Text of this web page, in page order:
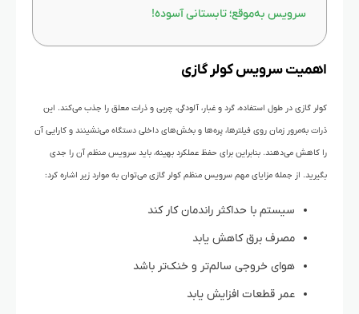
سرویس به‌موقع؛ تابستانی آسوده!
اهمیت سرویس کولر گازی
کولر گازی در طول استفاده، گرد و غبار، آلودگی، چربی و ذرات معلق را جذب می‌کند. این
ذرات به‌مرور زمان روی فیلترها، پره‌ها و بخش‌های داخلی دستگاه می‌نشینند و کارایی آن
را کاهش می‌دهند. بنابراین برای حفظ عملکرد بهینه، باید سرویس منظم آن را جدی
بگیرید. از جمله مزایای مهم سرویس منظم کولر گازی می‌توان به موارد زیر اشاره کرد:
سیستم با حداکثر راندمان کار کند
مصرف برق کاهش یابد
هوای خروجی سالم‌تر و خنک‌تر باشد
عمر قطعات افزایش یابد